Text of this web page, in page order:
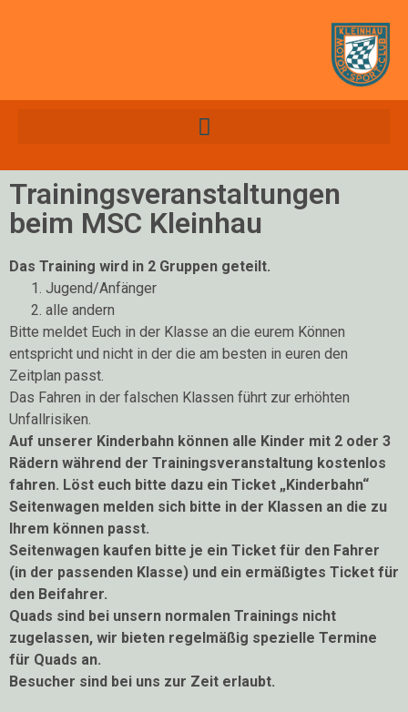
Trainingsveranstaltungen
beim MSC Kleinhau
Das Training wird in 2 Gruppen geteilt.
Jugend/Anfänger
alle andern
Bitte meldet Euch in der Klasse an die eurem Können
entspricht und nicht in der die am besten in euren den
Zeitplan passt.
Das Fahren in der falschen Klassen führt zur erhöhten
Unfallrisiken.
Auf unserer Kinderbahn können alle Kinder mit 2 oder 3
Rädern während der Trainingsveranstaltung kostenlos
fahren. Löst euch bitte dazu ein Ticket „Kinderbahn“
Seitenwagen melden sich bitte in der Klassen an die zu
Ihrem können passt.
Seitenwagen kaufen bitte je ein Ticket für den Fahrer
(in der passenden Klasse) und ein ermäßigtes Ticket für
den Beifahrer.
Quads sind bei unsern normalen Trainings nicht
zugelassen, wir bieten regelmäßig spezielle Termine
für Quads an.
Besucher sind bei uns zur Zeit erlaubt.